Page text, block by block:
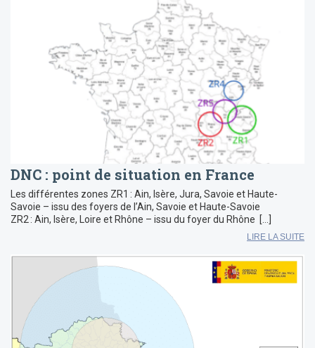
DNC : point de situation en France
Les différentes zones ZR1 : Ain, Isère, Jura, Savoie et Haute-
Savoie – issu des foyers de l’Ain, Savoie et Haute-Savoie
ZR2 : Ain, Isère, Loire et Rhône – issu du foyer du Rhône […]
LIRE LA SUITE